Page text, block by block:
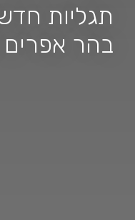
תגליות
בהר אפרים